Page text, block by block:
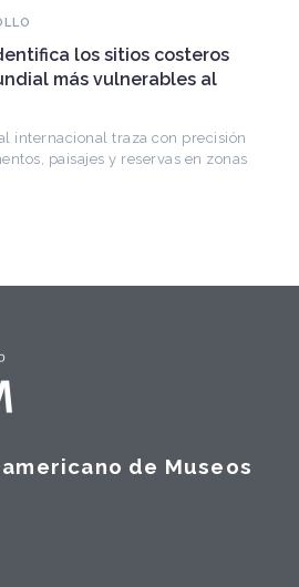
Ramón Gutiérrez, guardián del
iberoamericano
historiador e Investigador Superior del
fundó el CEDODAL e impulsó los
Latinoamericana. Publicó más de
de Museos